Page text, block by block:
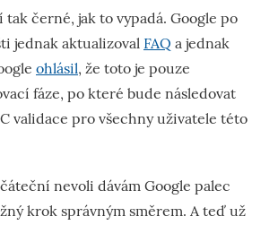
tak černé, jak to vypadá. Google po
jednak aktualizoval FAQ a jednak
ohlásil, že toto je pouze
fáze, po které bude následovat
validace pro všechny uživatele této
nevoli dávám Google palec
krok správným směrem. A teď už